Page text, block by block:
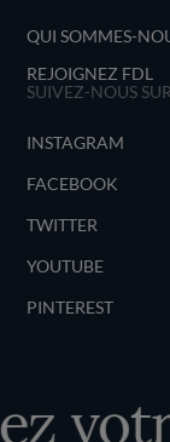
QUI SOMMES-
REJOIGNEZ FDL
SUIVEZ-NOUS SUR
INSTAGRAM
FACEBOOK
TWITTER
YOUTUBE
PINTEREST